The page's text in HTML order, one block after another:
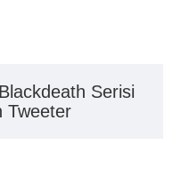
Serisi
Tweeter